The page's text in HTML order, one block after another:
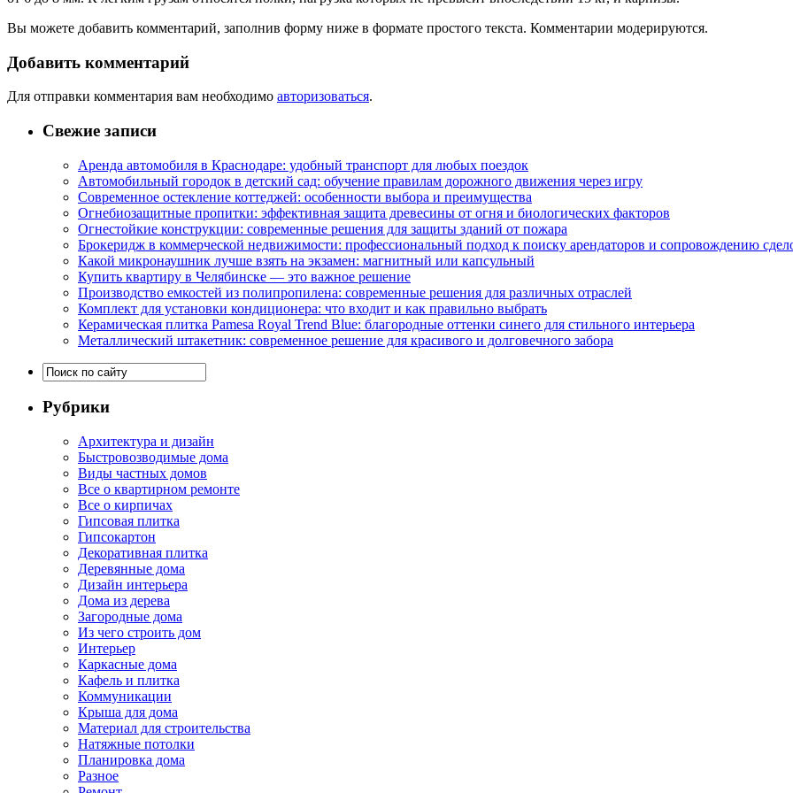
Вы можете добавить комментарий, заполнив форму ниже в формате простого текста. Комментарии модерируются.
Добавить комментарий
Для отправки комментария вам необходимо авторизоваться.
Свежие записи
Аренда автомобиля в Краснодаре: удобный транспорт для любых поездок
Автомобильный городок в детский сад: обучение правилам дорожного движения через игру
Современное остекление коттеджей: особенности выбора и преимущества
Огнебиозащитные пропитки: эффективная защита древесины от огня и биологических факторов
Огнестойкие конструкции: современные решения для защиты зданий от пожара
Брокеридж в коммерческой недвижимости: профессиональный подход к поиску арендаторов и сопровождению
Какой микронаушник лучше взять на экзамен: магнитный или капсульный
Купить квартиру в Челябинске — это важное решение
Производство емкостей из полипропилена: современные решения для различных отраслей
Комплект для установки кондиционера: что входит и как правильно выбрать
Керамическая плитка Pamesa Royal Trend Blue: благородные оттенки синего для стильного интерьера
Металлический штакетник: современное решение для красивого и долговечного забора
Рубрики
Архитектура и дизайн
Быстровозводимые дома
Виды частных домов
Все о квартирном ремонте
Все о кирпичах
Гипсовая плитка
Гипсокартон
Декоративная плитка
Деревянные дома
Дизайн интерьера
Дома из дерева
Загородные дома
Из чего строить дом
Интерьер
Каркасные дома
Кафель и плитка
Коммуникации
Крыша для дома
Материал для строительства
Натяжные потолки
Планировка дома
Разное